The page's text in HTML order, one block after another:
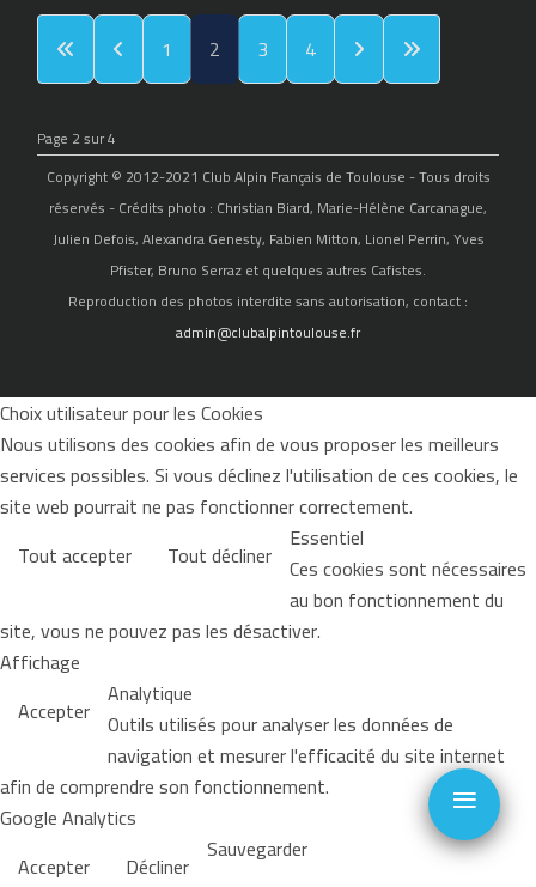
1 2 3 4
Page 2 sur 4
Copyright © 2012-2021 Club Alpin Français de Toulouse - Tous droits
réservés - Crédits photo : Christian Biard, Marie-Hélène Carcanague,
Julien Defois, Alexandra Genesty, Fabien Mitton, Lionel Perrin, Yves
Pfister, Bruno Serraz et quelques autres Cafistes.
Reproduction des photos interdite sans autorisation, contact :
admin@clubalpintoulouse.fr
Choix utilisateur pour les Cookies
Nous utilisons des cookies afin de vous proposer les meilleurs
services possibles. Si vous déclinez l'utilisation de ces cookies, le
site web pourrait ne pas fonctionner correctement.
Tout accepter
Tout décliner Essentiel
Ces cookies sont nécessaires
au bon fonctionnement du
site, vous ne pouvez pas les désactiver.
Affichage
Accepter Analytique
Outils utilisés pour analyser les données de
navigation et mesurer l'efficacité du site internet
afin de comprendre son fonctionnement.
Google Analytics
Accepter
Décliner Sauvegarder
≡